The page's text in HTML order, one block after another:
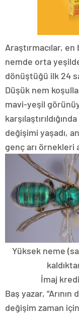
Araştırmacılar,
nemde orta
dönüştüğü ilk 24
Düşük nem
mavi-yeşil
değişimi yaşadı,
genç arı örnekleri
Yüksek neme
İmaj
Baş yazar,
değişim zaman